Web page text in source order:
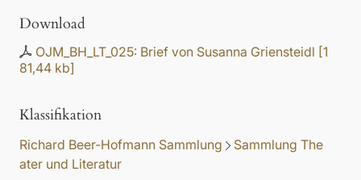
Download
OJM_BH_LT_025: Brief von Susanna Griensteidl [1
81,44 kb]
Klassifikation
Richard Beer-Hofmann Sammlung
Sammlung The
ater und Literatur